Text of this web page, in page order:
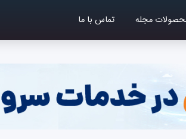
مجله تماس با ما